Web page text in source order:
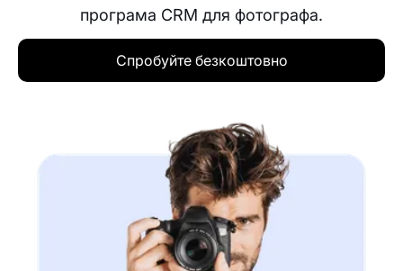
програма CRM для фотографа.
Спробуйте безкоштовно